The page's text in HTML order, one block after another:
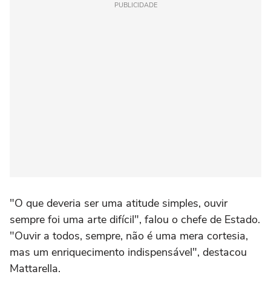
PUBLICIDADE
"O que deveria ser uma atitude simples, ouvir
sempre foi uma arte difícil", falou o chefe de Estado.
"Ouvir a todos, sempre, não é uma mera cortesia,
mas um enriquecimento indispensável", destacou
Mattarella.